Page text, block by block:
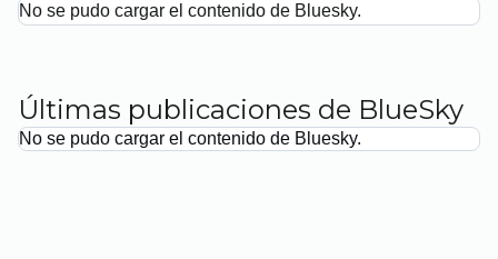
No se pudo cargar el contenido de Bluesky.
Últimas publicaciones de BlueSky
No se pudo cargar el contenido de Bluesky.